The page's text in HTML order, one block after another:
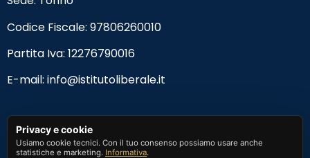
Codice Fiscale: 97806260010
Partita Iva: 12276790016
E-mail: info@istitutoliberale.it
Privacy Policy
Privacy e cookie
Usiamo cookie tecnici. Con il tuo consenso possiamo usare anche
statistiche e marketing. Informativa.